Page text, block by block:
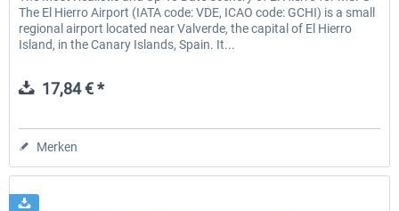
0,00 € * 35,69 € *
The El Hierro Airport (IATA code: VDE, ICAO code: GCHI) is a small
regional airport located near Valverde, the capital of El Hierro
Island, in the Canary Islands, Spain. It...
17,84 € *
Merken